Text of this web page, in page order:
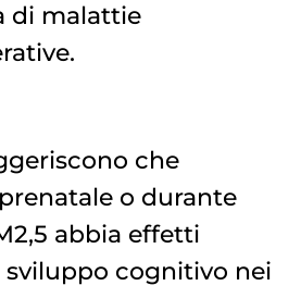
di malattie
che
prenatale o durante
abbia effetti
sviluppo cognitivo nei